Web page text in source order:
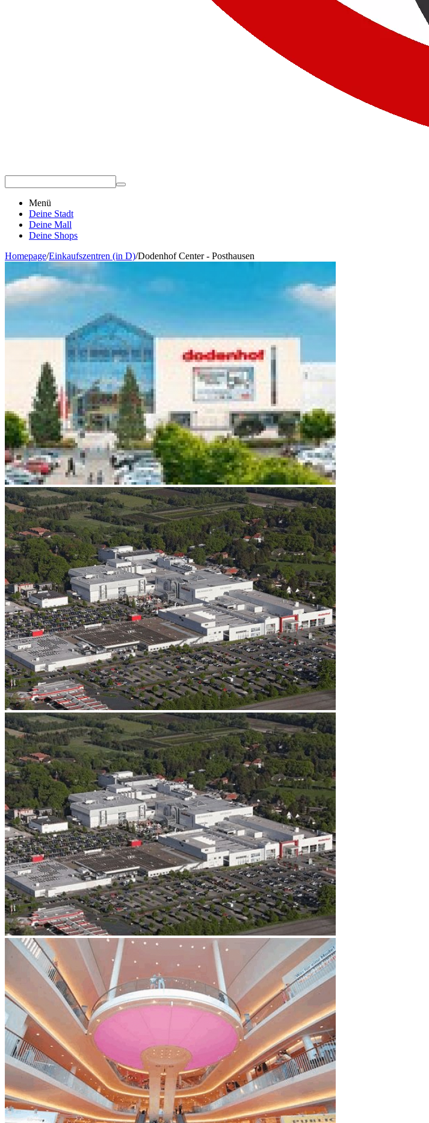
Menü
Deine Stadt
Deine Mall
Deine Shops
Homepage/Einkaufszentren (in D)/Dodenhof Center - Posthausen